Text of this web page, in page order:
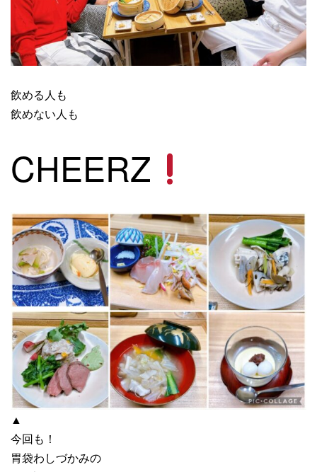
飲める人も
飲めない人も
CHEERZ
▲
今回も！
胃袋わしづかみの